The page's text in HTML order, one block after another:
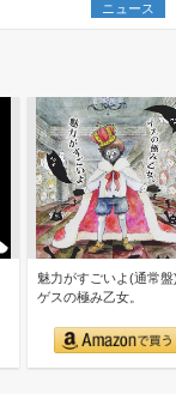
ニュース
魅力がすごいよ(通常
ゲスの極み乙女。